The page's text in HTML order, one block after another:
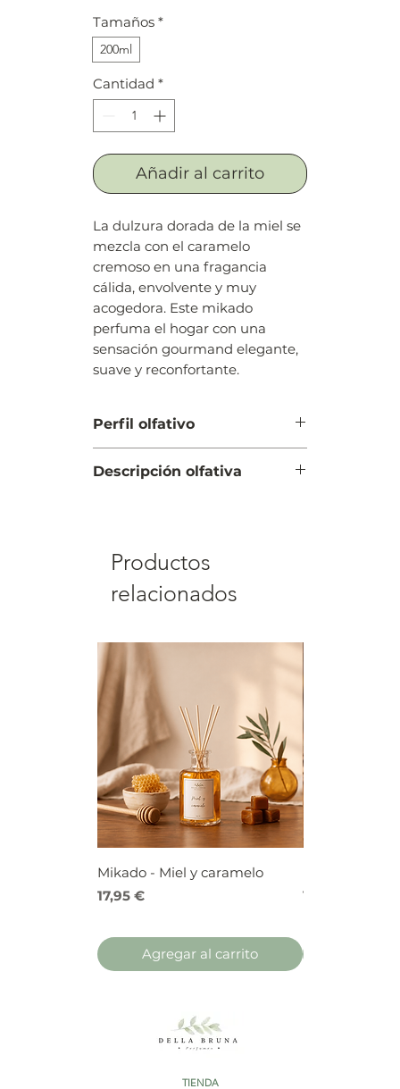
Tamaños *
200ml
Cantidad *
Añadir al carrito
La dulzura dorada de la miel se
mezcla con el caramelo
cremoso en una fragancia
cálida, envolvente y muy
acogedora. Este mikado
perfuma el hogar con una
sensación gourmand elegante,
suave y reconfortante.
Perfil olfativo
AMBARADO
Descripción olfativa
leche cremosa
maderas suaves
Productos
relacionados
Mikado - Miel y caramelo
Precio
17,95 €
Agregar al carrito
Precio
17,95 €
TIENDA